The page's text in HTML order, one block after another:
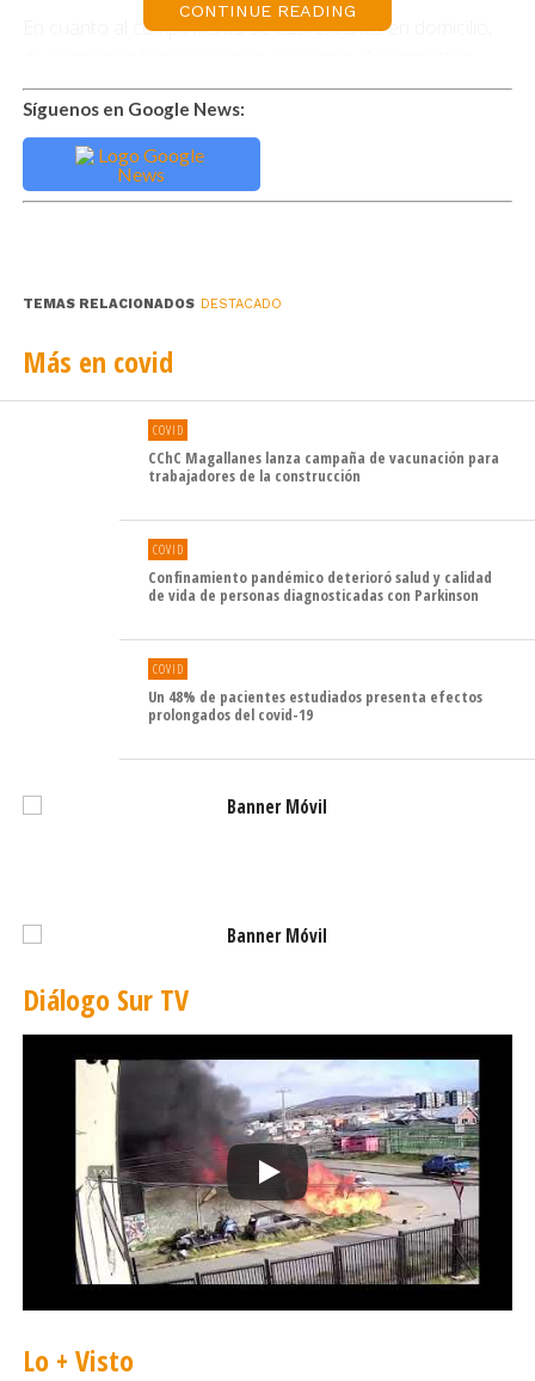
En cuanto al cumplimiento de cuarentenas en domicilio,
estrechos, a la fecha se han realizado 10.568 en la región
y 92 sumarios en total.
A la fecha 56 personas usan residencias sanitarias y se
encuentran disponibles en este momento 32
CONTINUE READING
Síguenos en Google News:
TEMAS RELACIONADOS DESTACADO
Más en covid
COVID
CChC Magallanes lanza campaña de vacunación para
trabajadores de la construcción
COVID
Confinamiento pandémico deterioró salud y calidad
de vida de personas diagnosticadas con Parkinson
COVID
Un 48% de pacientes estudiados presenta efectos
prolongados del covid-19
Diálogo Sur TV
Lo + Visto